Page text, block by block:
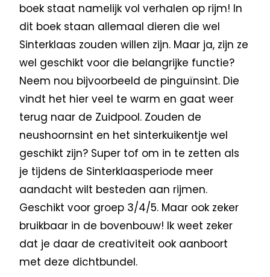
boek staat namelijk vol verhalen op rijm! In
dit boek staan allemaal dieren die wel
Sinterklaas zouden willen zijn. Maar ja, zijn ze
wel geschikt voor die belangrijke functie?
Neem nou bijvoorbeeld de pinguïnsint. Die
vindt het hier veel te warm en gaat weer
terug naar de Zuidpool. Zouden de
neushoornsint en het sinterkuikentje wel
geschikt zijn? Super tof om in te zetten als
je tijdens de Sinterklaasperiode meer
aandacht wilt besteden aan rijmen.
Geschikt voor groep 3/4/5. Maar ook zeker
bruikbaar in de bovenbouw! Ik weet zeker
dat je daar de creativiteit ook aanboort
met deze dichtbundel.